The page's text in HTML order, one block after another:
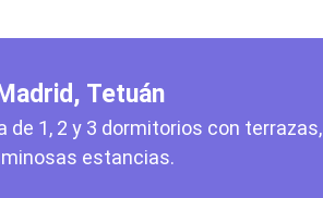
Tetuán
de 1, 2 y 3 dormitorios con terrazas,
estancias.